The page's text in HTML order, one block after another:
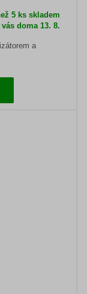
5 ks skladem
vás doma 13. 8.
a